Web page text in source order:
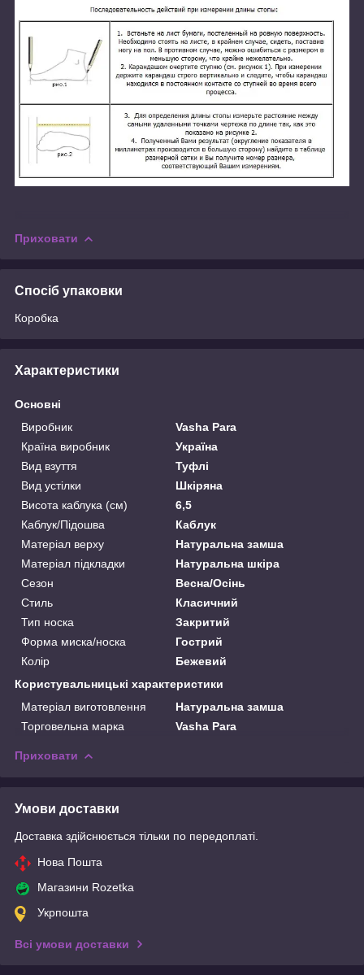
Приховати
Спосіб упаковки
Коробка
Характеристики
Основні
Виробник
Vasha Para
Країна виробник
Україна
Вид взуття
Туфлі
Вид устілки
Шкіряна
Висота каблука (см)
6,5
Каблук/Підошва
Каблук
Матеріал верху
Натуральна замша
Матеріал підкладки
Натуральна шкіра
Сезон
Весна/Осінь
Стиль
Класичний
Тип носка
Закритий
Форма миска/носка
Гострий
Колір
Бежевий
Користувальницькі характеристики
Матеріал виготовлення
Натуральна замша
Торговельна марка
Vasha Para
Приховати
Умови доставки
Доставка здійснюється тільки по передоплаті.
Нова Пошта
Магазини Rozetka
Укрпошта
Всі умови доставки